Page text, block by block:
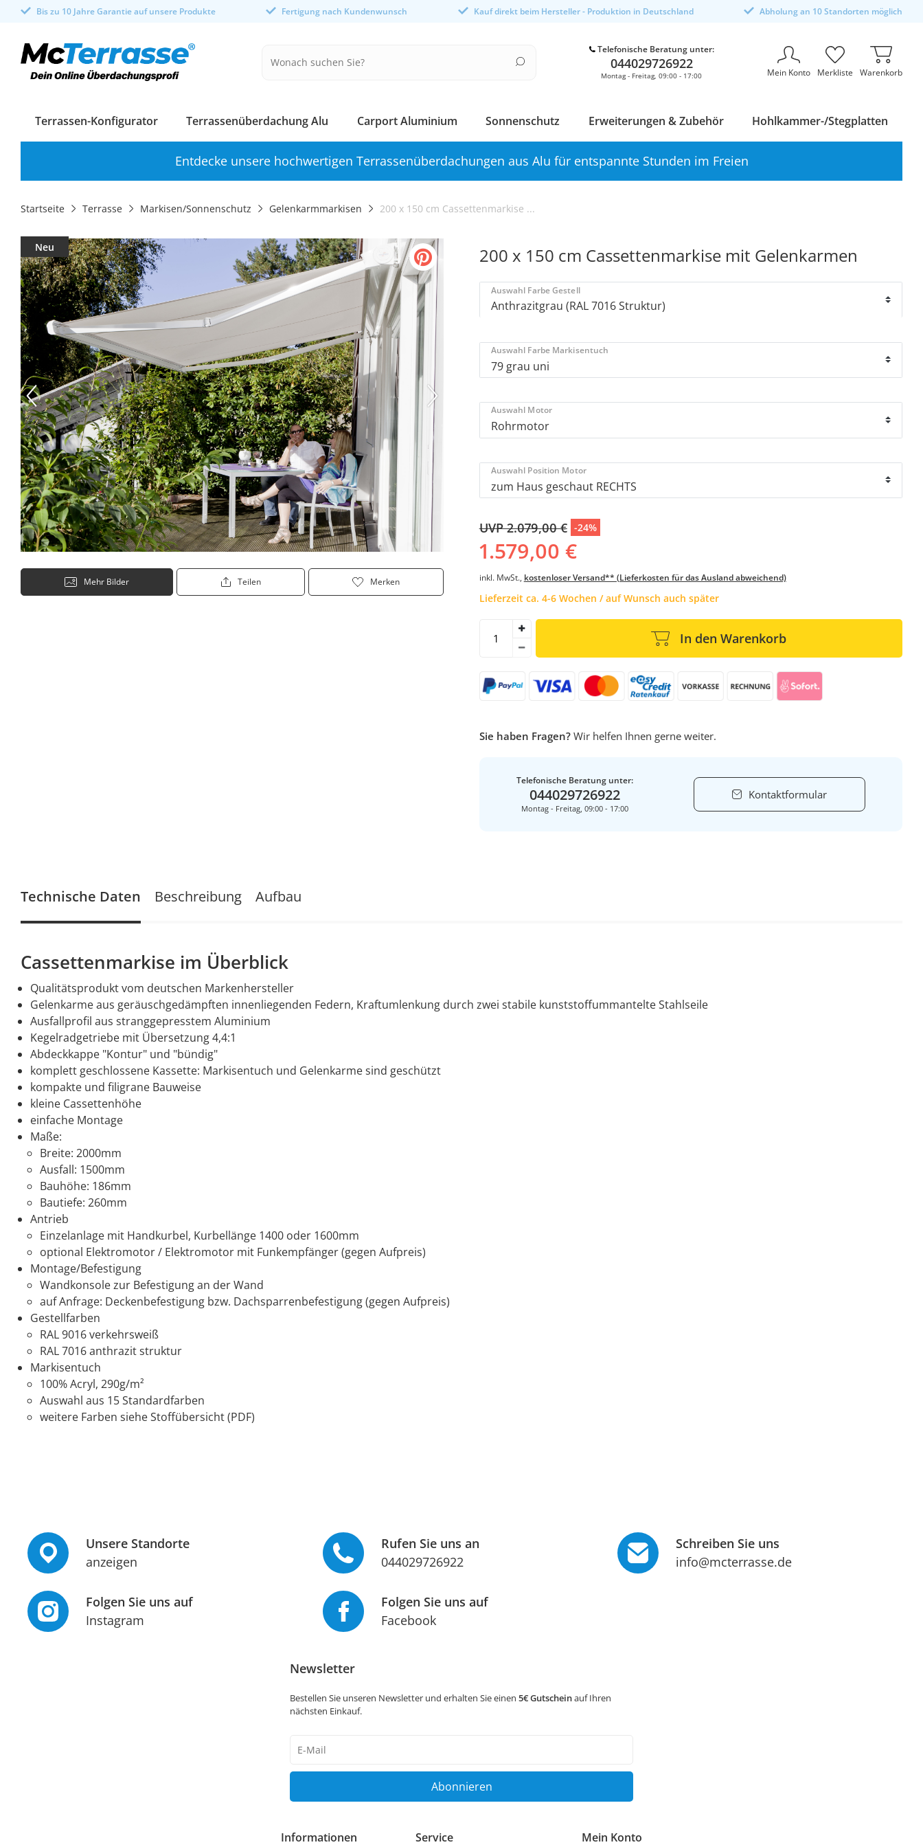
Bis zu 10 Jahre Garantie auf unsere Produkte Fertigung nach Kundenwunsch Kauf direkt beim Hersteller - Produktion in Deutschland Abholung an 10 Standorten möglich
Telefonische Beratung unter:
044029726922
Montag - Freitag, 09:00 - 17:00 Mein Konto Merkliste Warenkorb
Terrassen-Konfigurator Terrassenüberdachung Alu Carport Aluminium Sonnenschutz Erweiterungen & Zubehör Hohlkammer-/Stegplatten
Entdecke unsere hochwertigen Terrassenüberdachungen aus Alu für entspannte Stunden im Freien
Startseite Terrasse Markisen/Sonnenschutz Gelenkarmmarkisen 200 x 150 cm Cassettenmarkise ...
Neu
Mehr Bilder Teilen Merken
200 x 150 cm Cassettenmarkise mit Gelenkarmen
Auswahl Farbe Gestell
Auswahl Farbe Markisentuch
Auswahl Motor
Auswahl Position Motor
UVP 2.079,00 € -24%
1.579,00 €
inkl. MwSt., kostenloser Versand** (Lieferkosten für das Ausland abweichend)
Lieferzeit ca. 4-6 Wochen / auf Wunsch auch später
In den Warenkorb
Sie haben Fragen?Wir helfen Ihnen gerne weiter.
Kontaktformular
Telefonische Beratung unter:
044029726922
Montag - Freitag, 09:00 - 17:00
Technische Daten
Cassettenmarkise im Überblick
Qualitätsprodukt vom deutschen Markenhersteller
Gelenkarme aus geräuschgedämpften innenliegenden Federn, Kraftumlenkung durch zwei stabile kunststoffummantelte Stahlseile
Ausfallprofil aus stranggepresstem Aluminium
Kegelradgetriebe mit Übersetzung 4,4:1
Abdeckkappe "Kontur" und "bündig"
komplett geschlossene Kassette: Markisentuch und Gelenkarme sind geschützt
kompakte und filigrane Bauweise
kleine Cassettenhöhe
einfache Montage
Maße:
Breite: 2000mm
Ausfall: 1500mm
Bauhöhe: 186mm
Bautiefe: 260mm
Antrieb
Einzelanlage mit Handkurbel, Kurbellänge 1400 oder 1600mm
optional Elektromotor / Elektromotor mit Funkempfänger (gegen Aufpreis)
Montage/Befestigung
Wandkonsole zur Befestigung an der Wand
auf Anfrage: Deckenbefestigung bzw. Dachsparrenbefestigung (gegen Aufpreis)
Gestellfarben
RAL 9016 verkehrsweiß
RAL 7016 anthrazit struktur
Markisentuch
100% Acryl, 290g/m²
Auswahl aus 15 Standardfarben
weitere Farben siehe Stoffübersicht (PDF)
Beschreibung Aufbau
Unsere Standorte
anzeigen
Rufen Sie uns an
044029726922
Schreiben Sie uns
info@mcterrasse.de
Folgen Sie uns auf
Instagram
Folgen Sie uns auf
Facebook
Newsletter
Bestellen Sie unseren Newsletter und erhalten Sie einen 5€ Gutscheinauf Ihren
nächsten Einkauf.
Honig
Abonnieren
Informationen Service Mein Konto